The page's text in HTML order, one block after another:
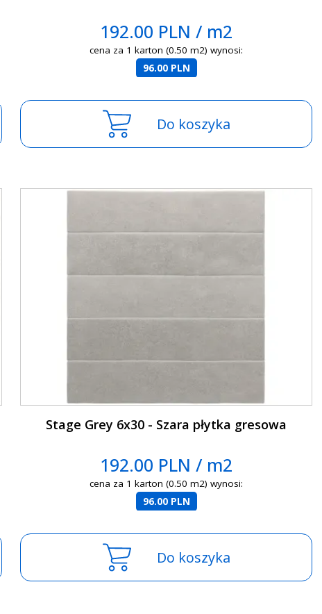
192.00 PLN / m2
cena za 1 karton (0.50 m2) wynosi:
96.00 PLN
Do koszyka
Stage Grey 6x30 - Szara płytka gresowa
192.00 PLN / m2
cena za 1 karton (0.50 m2) wynosi:
96.00 PLN
Do koszyka